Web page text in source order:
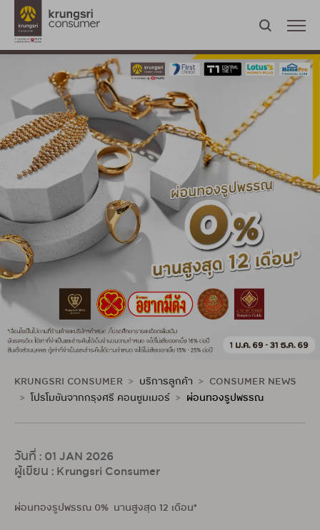
KRUNGSRI CONSUMER บริการลูกค้า
CONSUMER NEWS
โปรโมชันจากกรุงศรี คอนซูมเมอร์
ผ่อนทองรูปพรรณ
วันที่ : 01 JAN 2026
ผู้เขียน : Krungsri Consumer
ผ่อนทองรูปพรรณ 0% นานสูงสุด 12 เดือน*